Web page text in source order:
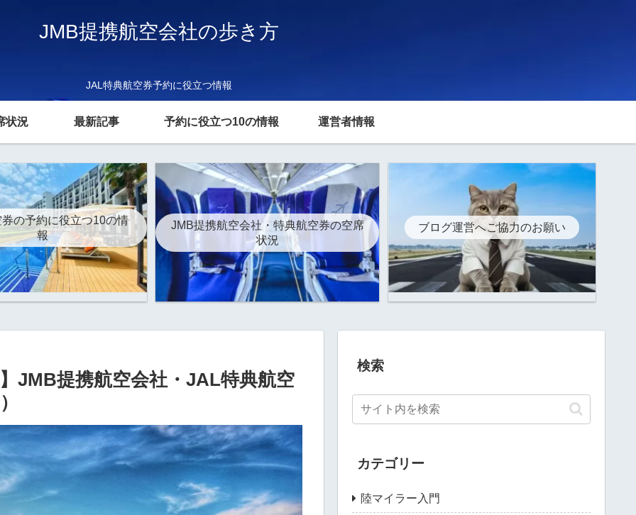
JMB提携航空会社の歩き方
JAL特典航空券予約に役立つ情報
状況 最新記事 予約に役立つ10の情報 運営者情報
の予約に役立つ10の情
報
JMB提携航空会社・特典航空券の空席
状況
ブログ運営へご協力のお願い
JMB提携航空会社・JAL特典航空
検索
カテゴリー
陸マイラー入門